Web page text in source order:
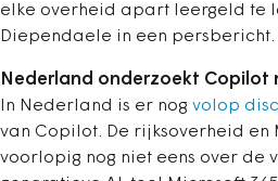
elke overheid apart leergeld te
Diependaele in een persbericht.
Nederland onderzoekt Copilot
In Nederland is er nog volop
van Copilot. De rijksoverheid en
voorlopig nog niet eens over de